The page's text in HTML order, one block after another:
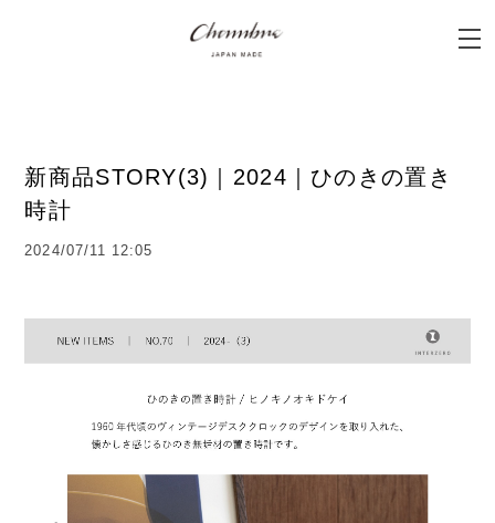
新商品STORY(3)｜2024｜ひのきの置き
時計
2024/07/11 12:05